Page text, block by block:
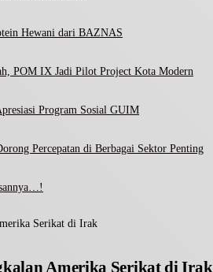
Hewani dari BAZNAS
POM IX Jadi Pilot Project Kota Modern
Program Sosial GUIM
Percepatan di Berbagai Sektor Penting
Serikat di Irak
Amerika Serikat di Irak